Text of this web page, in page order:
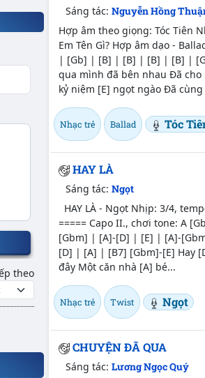
theo
Sáng tác:Nguyễn Hồng
Hợp âm theo giọng: Tóc Tiên
Em Tên Gì? Hợp âm dạo -
| [Gb] | [B] | [B] | [B] | [B] |
qua mình đã bên nhau Đã
kỷ niệm [E] ngọt ngào Đã
Nhạc trẻ Ballad Tóc
HAY LÀ
Sáng tác:Ngọt
HAY LÀ - Ngọt Nhịp: 3/4,
===== Capo II., chơi tone: A
[Gbm] | [A]-[D] | [E] | [A]-
[D] | [A] | [B7] [Gbm]-[E] Hay
đây Một căn nhà [A] bé...
Nhạc trẻ Twist Ngọt
CHUYỆN ĐÃ QUA
Sáng tác:Lương Ngọc Quý